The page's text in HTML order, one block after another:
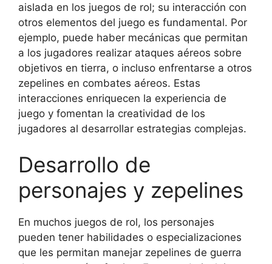
aislada en los juegos de rol; su interacción con
otros elementos del juego es fundamental. Por
ejemplo, puede haber mecánicas que permitan
a los jugadores realizar ataques aéreos sobre
objetivos en tierra, o incluso enfrentarse a otros
zepelines en combates aéreos. Estas
interacciones enriquecen la experiencia de
juego y fomentan la creatividad de los
jugadores al desarrollar estrategias complejas.
Desarrollo de
personajes y zepelines
En muchos juegos de rol, los personajes
pueden tener habilidades o especializaciones
que les permitan manejar zepelines de guerra